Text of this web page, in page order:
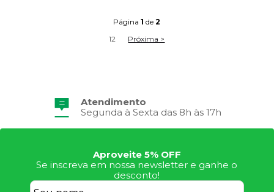
Página1 de2
12 Próxima >
Atendimento
Segunda à Sexta das 8h às 17h
Frete Grátis
Consulte Regulamento
Aproveite 5% OFF
Se inscreva em nossa newsletter e ganhe o
desconto!